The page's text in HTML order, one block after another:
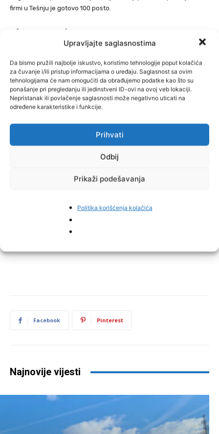
Upravljajte saglasnostima
Da bismo pružili najbolje iskustvo, koristimo tehnologije poput kolačića
za čuvanje i/ili pristup informacijama o uređaju. Saglasnost sa ovim
tehnologijama će nam omogućiti da obrađujemo podatke kao što su
ponašanje pri pregledanju ili jedinstveni ID-ovi na ovoj veb lokaciji.
Nepristanak ili povlačenje saglasnosti može negativno uticati na
određene karakteristike i funkcije.
Prihvati
Odbij
Prikaži podešavanja
Politika korišćenja kolačića
firmi u Tešnju je gotovo 100 posto.
PIŠE: Jakub SALKIĆ
Facebook Pinterest
Najnovije vijesti